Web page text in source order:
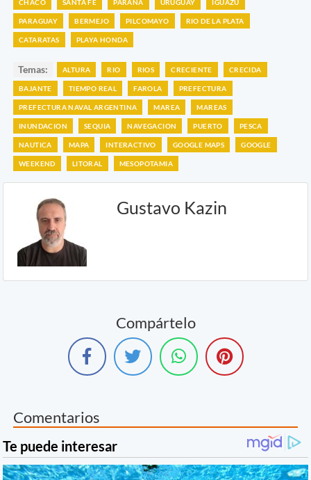
CHACO SANTA FE PARANA URUGUAY IGUAZU
PARAGUAY BERMEJO PILCOMAYO RIO DE LA PLATA
CATARATAS PLAYA HONDA
Temas: ALTURA RIO RIOS CRECIENTE CRECIDA
BAJANTE TIEMPO REAL FAROLA PREFECTURA
PREFECTURA NAVAL ARGENTINA MAREA MAREAS
INUNDACION SEQUIA NAVEGACION PUERTO PESCA
NAUTICA MAPA INTERACTIVO GOOGLE MAPS GOOGLE
WEEKEND LITORAL MESOPOTAMIA
Gustavo Kazin
Compártelo
Comentarios